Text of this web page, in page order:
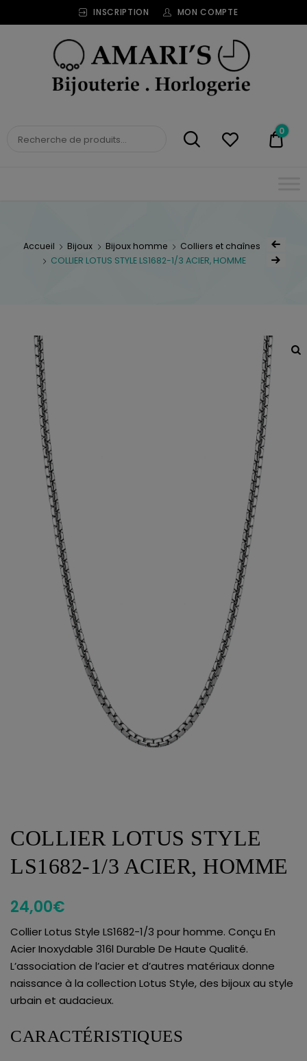
INSCRIPTION MON COMPTE
BIJOUTERIE
0
Accueil Bijoux Bijoux homme
Colliers et chaînes
COLLIER LOTUS STYLE LS1682-1/3 ACIER, HOMME
COLLIER LOTUS STYLE
LS1682-1/3 ACIER, HOMME
24,00€
Collier Lotus Style LS1682-1/3 pour homme. Conçu En
Acier Inoxydable 316l Durable De Haute Qualité.
L’association de l’acier et d’autres matériaux donne
naissance à la collection Lotus Style, des bijoux au style
urbain et audacieux.
CARACTÉRISTIQUES